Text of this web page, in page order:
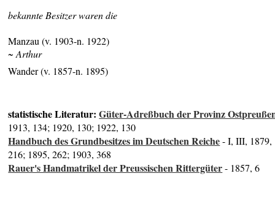
bekannte Besitzer waren die
Manzau (v. 1903-n. 1922)
~ Arthur
Wander (v. 1857-n. 1895)
statistische Literatur:Güter-Adreßbuch der Provinz
1913, 134; 1920, 130; 1922, 130
Handbuch des Grundbesitzes im Deutschen Reiche- I, III, 1879,
216; 1895, 262; 1903, 368
Rauer's Handmatrikel der Preussischen Rittergüter- 1857, 6